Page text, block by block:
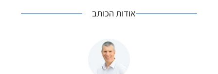
e
אודות הכותב